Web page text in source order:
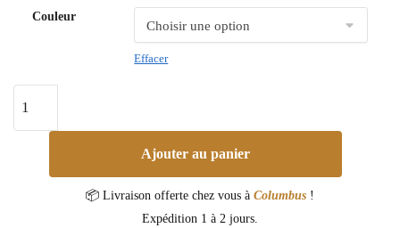
Couleur
Effacer
Ajouter au panier
📦 Livraison offerte chez vous à Columbus !
Expédition 1 à 2 jours.